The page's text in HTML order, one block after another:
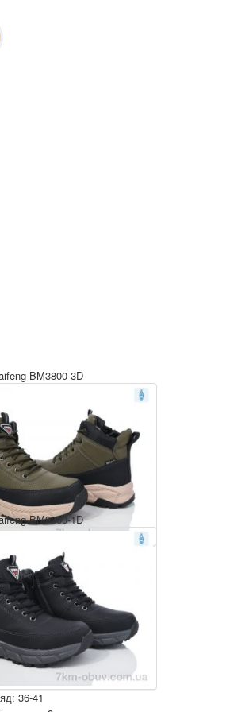
BM3800-3D
36-41
ящика: 8
750 грн.
6000 грн.
BM3800-1D
36-41